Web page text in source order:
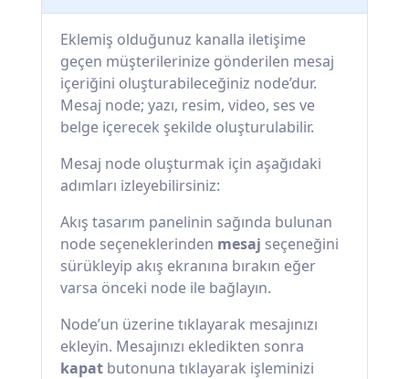
Eklemiş olduğunuz kanalla iletişime
geçen müşterilerinize gönderilen mesaj
içeriğini oluşturabileceğiniz node’dur.
Mesaj node; yazı, resim, video, ses ve
belge içerecek şekilde oluşturulabilir.
Mesaj node oluşturmak için aşağıdaki
adımları izleyebilirsiniz:
Akış tasarım panelinin sağında bulunan
node seçeneklerinden mesaj seçeneğini
sürükleyip akış ekranına bırakın eğer
varsa önceki node ile bağlayın.
Node’un üzerine tıklayarak mesajınızı
ekleyin. Mesajınızı ekledikten sonra
kapat butonuna tıklayarak işleminizi